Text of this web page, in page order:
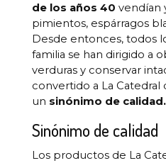
de los años 40 vendían
pimientos, espárragos
Desde entonces, todos
familia se han dirigido a
verduras y conservar
convertido a La Catedral
un sinónimo de calidad.
Sinónimo de calidad
Los productos de La